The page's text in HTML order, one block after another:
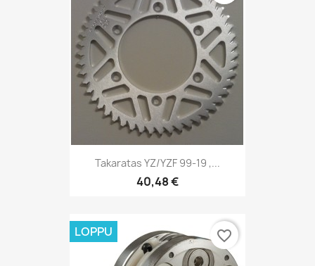
Takaratas YZ/YZF 99-19 ,...
40,48 €
LOPPU favorite_border